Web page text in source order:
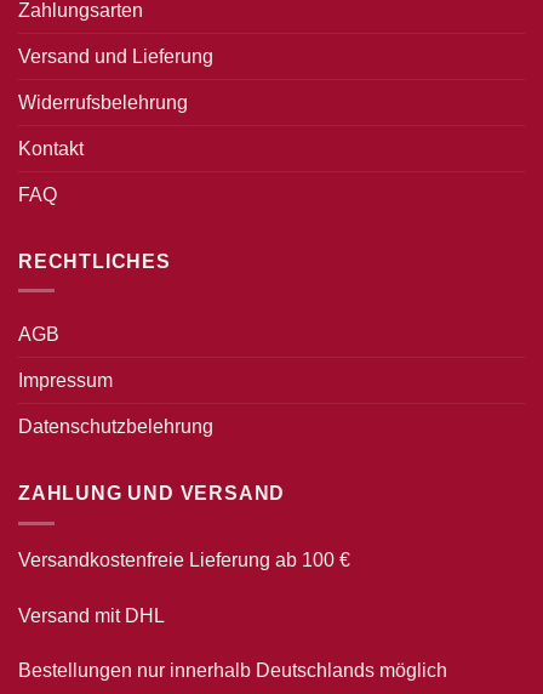
Zahlungsarten
Versand und Lieferung
Widerrufsbelehrung
Kontakt
FAQ
RECHTLICHES
AGB
Impressum
Datenschutzbelehrung
ZAHLUNG UND VERSAND
Versandkostenfreie Lieferung ab 100 €
Versand mit DHL
Bestellungen nur innerhalb Deutschlands möglich